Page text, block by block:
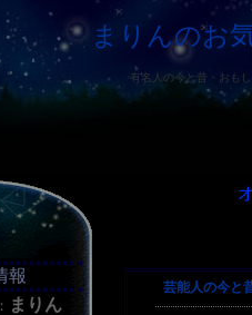
まりんのお
有名人の今と昔・おも
報
まりん
芸能人の今と